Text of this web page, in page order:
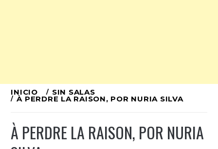
Ir
contenido
INICIO SIN SALAS
À PERDRE LA RAISON, POR NURIA SILVA
À PERDRE LA RAISON, POR NURIA